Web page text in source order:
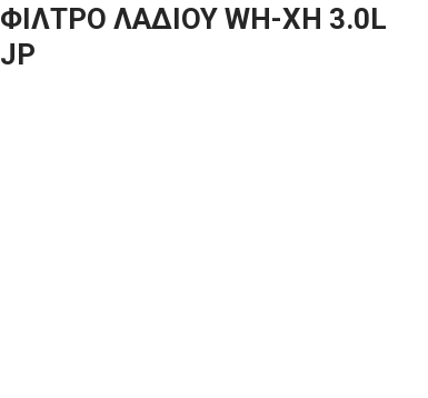
ΦΙΛΤΡΟ ΛΑΔΙΟΥ WH-XH 3.0L
JP